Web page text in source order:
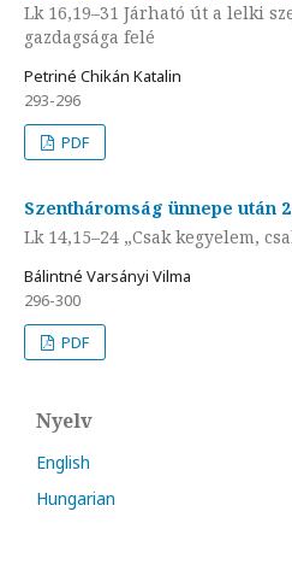
Lk 16,19–31 Járható út a lelki
gazdagsága felé
Petriné Chikán Katalin
293-296
PDF
Szentháromság ünnepe után
Lk 14,15–24 „Csak kegyelem,
Bálintné Varsányi Vilma
296-300
PDF
Nyelv
English
Hungarian